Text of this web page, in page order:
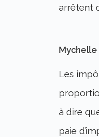
arrêtent
Mychelle
Les
à dire
paie